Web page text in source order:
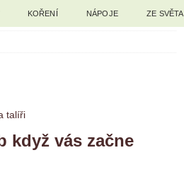
KOŘENÍ NÁPOJE ZE SVĚTA
když vás začne